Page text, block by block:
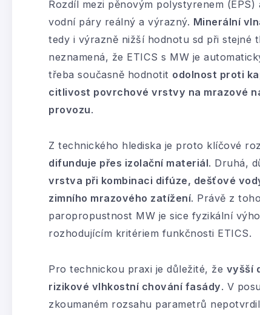
Rozdíl mezi pěnovým polystyrenem
vodní páry reálný a výrazný. Minerální
tedy i výrazně nižší hodnotu sd při stejné
neznamená, že ETICS s MW je
třeba současně hodnotit odolnost proti
citlivost povrchové vrstvy na mrazové
provozu.
Z technického hlediska je proto klíčové
difunduje přes izolační materiál. Druhá,
vrstva při kombinaci difúze, dešťové
zimního mrazového zatížení. Právě z
paropropustnost MW je sice fyzikální
rozhodujícím kritériem funkčnosti ETICS.
Pro technickou praxi je důležité, že vyšší
rizikové vlhkostní chování fasády. V
zkoumaném rozsahu parametrů